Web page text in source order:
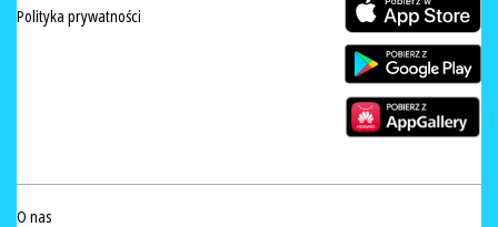
Polityka prywatności
O nas